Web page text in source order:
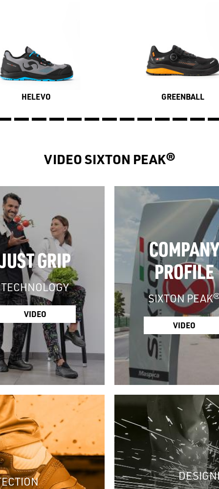
HELEVO GREENBALL
VIDEO SIXTON PEAK®
GRIP
TECHNOLOGY
VIDEO
COMPANY
PROFILE
SIXTON
VIDEO